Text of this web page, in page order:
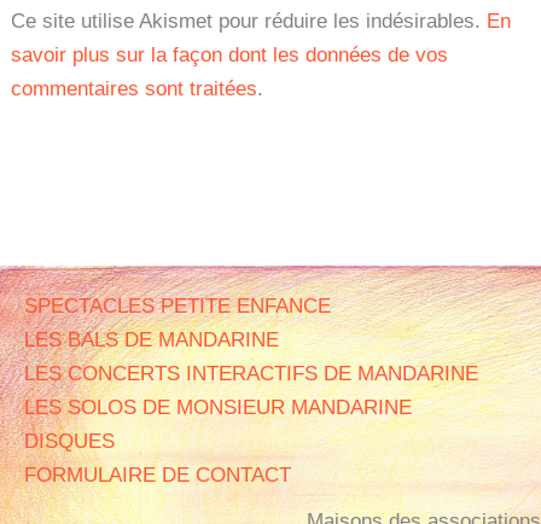
Ce site utilise Akismet pour réduire les indésirables. En
savoir plus sur la façon dont les données de vos
commentaires sont traitées.
SPECTACLES PETITE ENFANCE
LES BALS DE MANDARINE
LES CONCERTS INTERACTIFS DE MANDARINE
LES SOLOS DE MONSIEUR MANDARINE
DISQUES
FORMULAIRE DE CONTACT